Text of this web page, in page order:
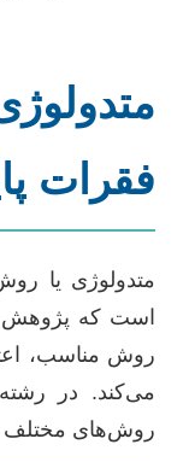
فقرات
متدولوژی یا
است که پژوهش
روش مناسب،
می‌کند. در رشته
روش‌های مختلف